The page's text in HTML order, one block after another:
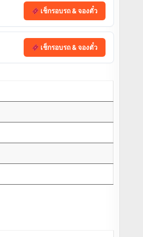
เช็กรอบรถ & จองตั๋ว
เช็กรอบรถ & จองตั๋ว